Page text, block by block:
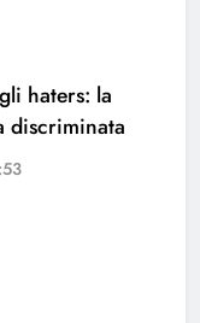
haters: la
discriminata